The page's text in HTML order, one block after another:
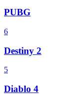
PUBG
6
Destiny 2
5
Diablo 4